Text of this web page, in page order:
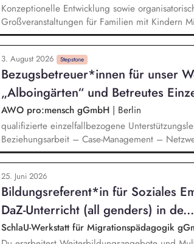
Konzeptionelle Entwicklung sowie
Großveranstaltungen für Familien mit Kindern
inhaltlichen Weiterentwicklung der
internen Kooperationen z.B. mit dem Team
für Schulen oder der Astrid-Lindgren Bühne
dem Bereich der außerschulischen Bildung,
oder anderen gesellschaftlich relevanten
neuen pädagogischen Angeboten für Kinder
3. August 2026 Stepstone
Bezugsbetreuer*innen für unser
„Alboingärten“ und Betreutes
AWO pro:mensch gGmbH | Berlin
qualifizierte einzelfallbezogene
Beziehungsarbeit – Case-Management –
und Umsetzung der Teilhabeplanung
Gruppenangebote Übernahme von
25. Juni 2026
Bildungsreferent*in für Soziales
DaZ-Unterricht (all genders) in de...
SchlaU-Werkstatt für Migrationspädagogik